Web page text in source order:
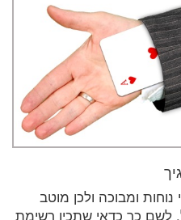
ומבוכה ולכן מוטב
לשם כך כדאי שתכין רשימת